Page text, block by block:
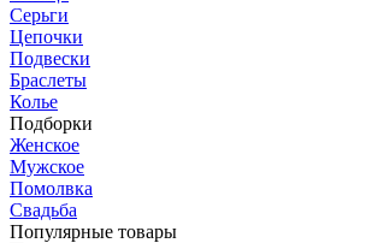
Серьги
Цепочки
Подвески
Браслеты
Колье
Подборки
Женское
Мужское
Помолвка
Свадьба
Популярные товары